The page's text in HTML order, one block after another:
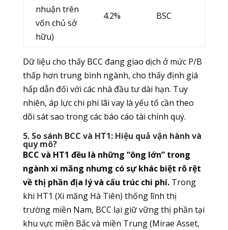
nhuận trên
vốn chủ sở
hữu)
4.2% BSC
Dữ liệu cho thấy BCC đang giao dịch ở mức P/B
thấp hơn trung bình ngành, cho thấy định giá
hấp dẫn đối với các nhà đầu tư dài hạn. Tuy
nhiên, áp lực chi phí lãi vay là yếu tố cần theo
dõi sát sao trong các báo cáo tài chính quý.
5. So sánh BCC và HT1: Hiệu quả vận hành và
quy mô?
BCC và HT1 đều là những “ông lớn” trong
ngành xi măng nhưng có sự khác biệt rõ rệt
về thị phần địa lý và cấu trúc chi phí.Trong
khi HT1 (Xi măng Hà Tiên) thống lĩnh thị
trường miền Nam, BCC lại giữ vững thị phần tại
khu vực miền Bắc và miền Trung (Mirae Asset,